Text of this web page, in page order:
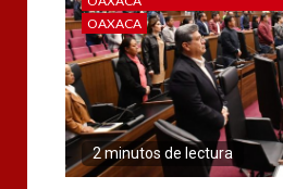
OAXACA
2 minutos de lectura